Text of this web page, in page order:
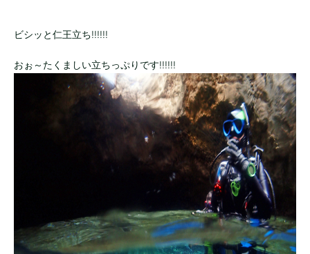
ビシッと仁王立ち!!!!!!
おぉ～たくましい立ちっぷりです!!!!!!